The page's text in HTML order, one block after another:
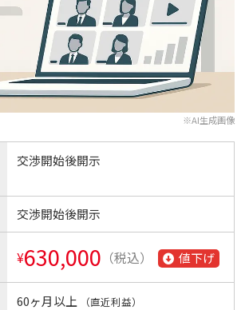
※AI生成画像
交渉開始後開示
交渉開始後開示
¥630,000 （税込） 値下げ
60ヶ月以上 （直近利益）